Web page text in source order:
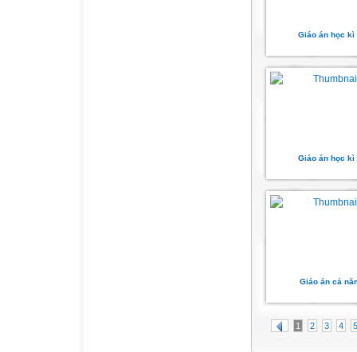
Giáo án học kì
Giáo án học kì
Giáo án cả
1 2 3 4 5